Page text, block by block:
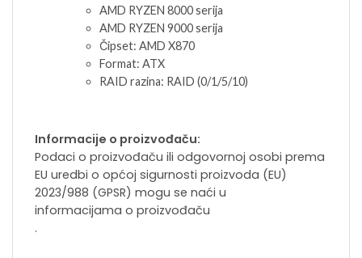
AMD RYZEN 8000 serija
AMD RYZEN 9000 serija
Čipset: AMD X870
Format: ATX
RAID razina: RAID (0/1/5/10)
Informacije o proizvođaču:
Podaci o proizvođaču ili odgovornoj osobi prema
EU uredbi o općoj sigurnosti proizvoda (EU)
2023/988 (GPSR) mogu se naći u
informacijama o proizvođaču
.